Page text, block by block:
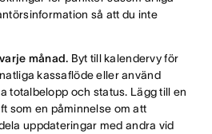
så att du inte
månad. Byt till kalendervy för
kassaflöde eller använd
totalbelopp och status. Lägg till en
som en påminnelse om att
uppdateringar med andra vid